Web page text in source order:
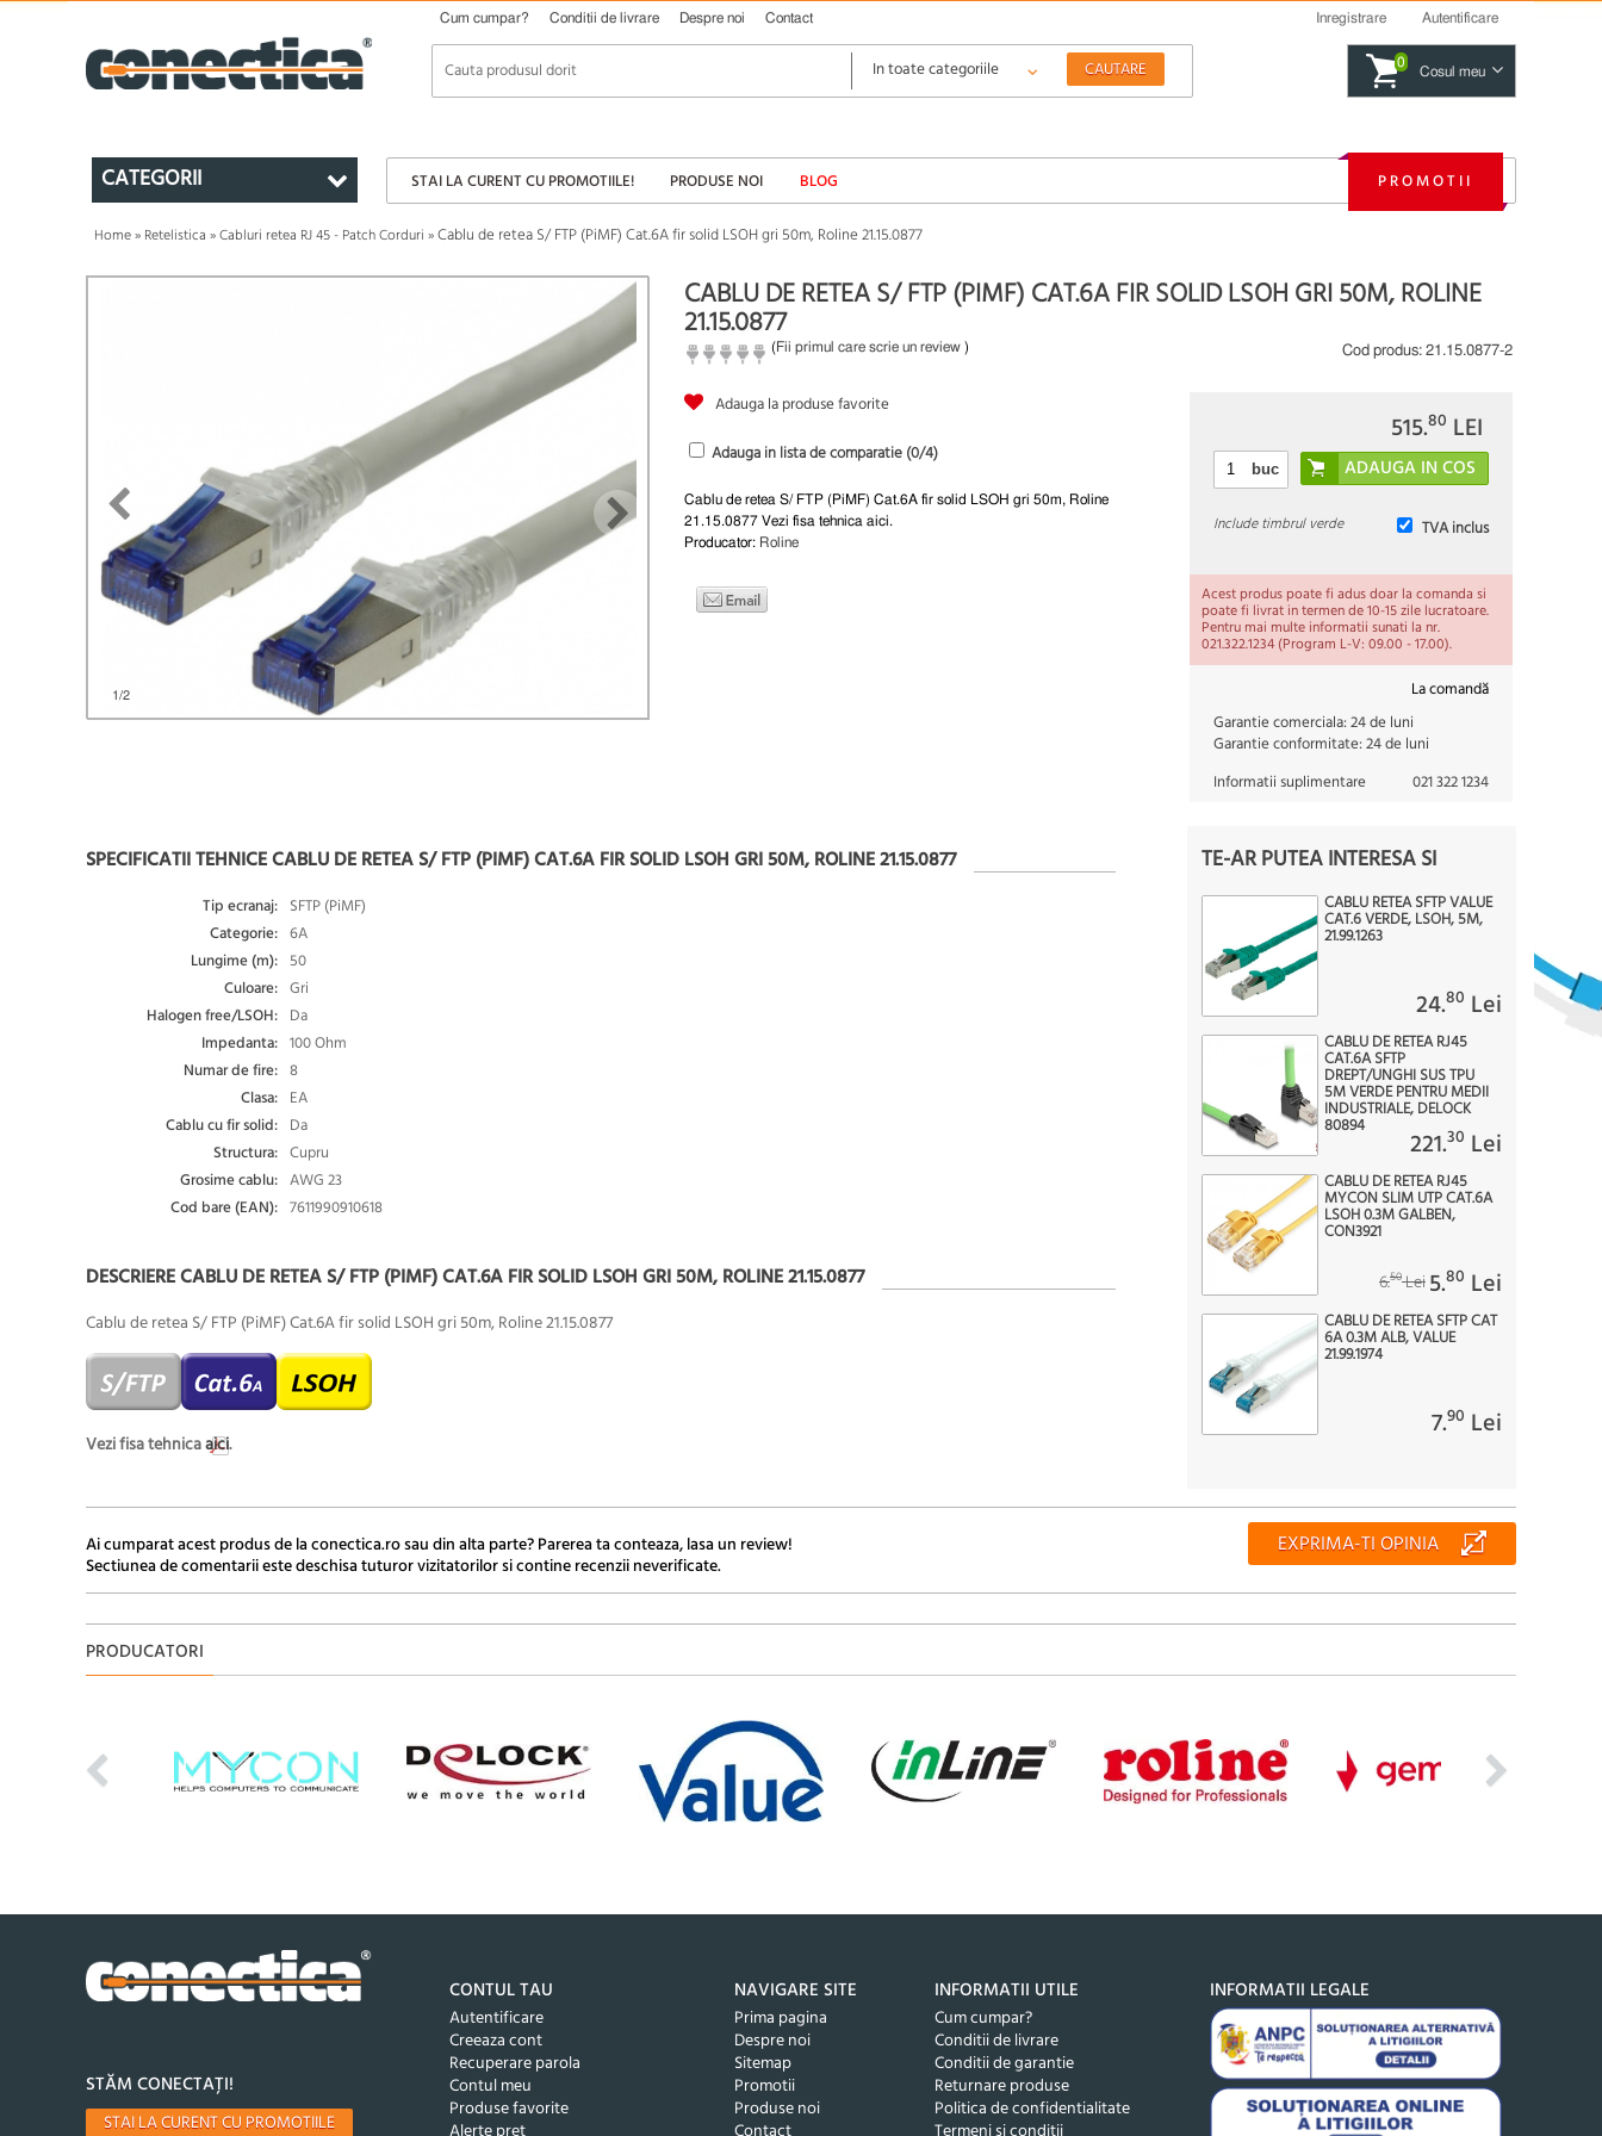
Cum cumpar? Conditii de livrare Despre noi Contact Inregistrare Autentificare
0
Cosul meu
CATEGORII STAI LA CURENT CU PROMOTIILE! PRODUSE NOI BLOG PROMOTII
Home» Retelistica »Cabluri retea RJ 45 - Patch Corduri »Cablu de retea S/ FTP (PiMF) Cat.6A fir solid LSOH gri 50m, Roline 21.15.0877
1/2
CABLU DE RETEA S/ FTP (PIMF) CAT.6A FIR SOLID LSOH GRI 50M, ROLINE
21.15.0877
(Fii primul care scrie un review ) Cod produs: 21.15.0877-2
Adauga la produse favorite
Adauga in lista de comparatie (0/4)
Cablu de retea S/ FTP (PiMF) Cat.6A fir solid LSOH gri 50m, Roline
21.15.0877 Vezi fisa tehnica aici.
Producator: Roline
515.80 LEI
buc
TVA inclus
Include timbrul verde
Acest produs poate fi adus doar la comanda si
poate fi livrat in termen de 10-15 zile lucratoare.
Pentru mai multe informatii sunati la nr.
021.322.1234 (Program L-V: 09.00 - 17.00).
La comandă
Garantie comerciala:24 de luni
Garantie conformitate:24 de luni
Informatii suplimentare
021 322 1234
SPECIFICATII TEHNICE CABLU DE RETEA S/ FTP (PIMF) CAT.6A FIR SOLID LSOH GRI 50M, ROLINE 21.15.0877
Tip ecranaj: SFTP (PiMF)
Categorie: 6A
Lungime (m): 50
Culoare: Gri
Halogen free/LSOH: Da
Impedanta: 100 Ohm
Numar de fire: 8
Clasa: EA
Cablu cu fir solid: Da
Structura: Cupru
Grosime cablu: AWG 23
Cod bare (EAN): 7611990910618
DESCRIERE CABLU DE RETEA S/ FTP (PIMF) CAT.6A FIR SOLID LSOH GRI 50M, ROLINE 21.15.0877
Cablu de retea S/ FTP (PiMF) Cat.6A fir solid LSOH gri 50m, Roline 21.15.0877
Vezi fisa tehnicaaici.
TE-AR PUTEA INTERESA SI
CABLU RETEA SFTP VALUE
CAT.6 VERDE, LSOH, 5M,
21.99.1263
24.80 Lei
CABLU DE RETEA RJ45
CAT.6A SFTP
DREPT/UNGHI SUS TPU
5M VERDE PENTRU MEDII
INDUSTRIALE, DELOCK
80894
221.30 Lei
CABLU DE RETEA RJ45
MYCON SLIM UTP CAT.6A
LSOH 0.3M GALBEN,
CON3921
6.50Lei5.80 Lei
CABLU DE RETEA SFTP CAT
6A 0.3M ALB, VALUE
21.99.1974
7.90 Lei
Ai cumparat acest produs de la conectica.ro sau din alta parte? Parerea ta conteaza, lasa un review!
Sectiunea de comentarii este deschisa tuturor vizitatorilor si contine recenzii neverificate.
EXPRIMA-TI OPINIA
PRODUCATORI
STĂM CONECTAȚI!
STAI LA CURENT CU PROMOTIILE
CONTUL TAU
Autentificare
Creeaza cont
Recuperare parola
Contul meu
Produse favorite
NAVIGARE SITE
Prima pagina
Despre noi
Sitemap
Promotii
Produse noi
INFORMATII UTILE
Cum cumpar?
Conditii de livrare
Conditii de garantie
Returnare produse
Politica de confidentialitate
INFORMATII LEGALE